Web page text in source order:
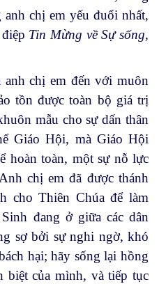
chị em yếu đuối nhất,
Tin Mừng về Sự sống,
chị em đến với muôn
tồn được toàn bộ giá trị
mẫu cho sự dấn thân
Giáo Hội, mà Giáo Hội
hoàn toàn, một sự nỗ lực
chị em đã được thánh
cho Thiên Chúa để làm
đang ở giữa các dân
sợ bởi sự nghi ngờ, khó
hại; hãy sống lại hồng
biệt của mình, và tiếp tục